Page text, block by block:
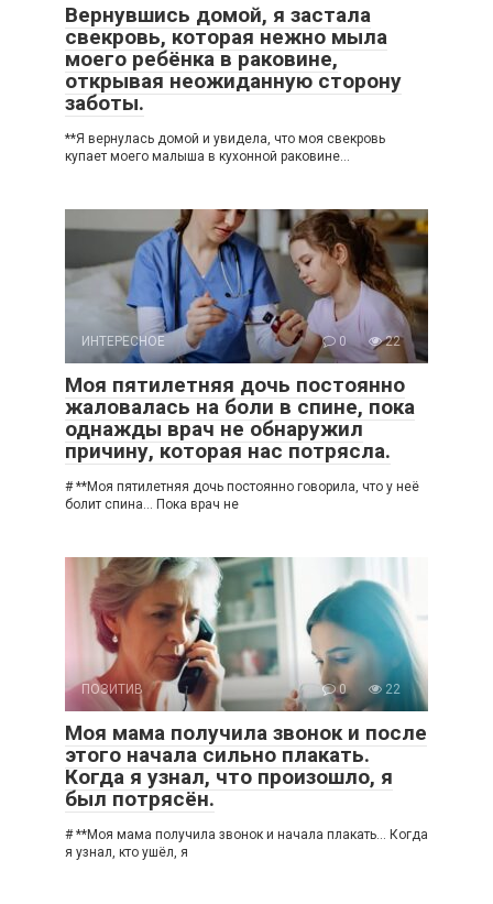
Вернувшись домой, я застала
свекровь, которая нежно мыла
моего ребёнка в раковине,
открывая неожиданную сторону
заботы.
**Я вернулась домой и увидела, что моя свекровь
купает моего малыша в кухонной раковине…
ИНТЕРЕСНОЕ 0 22
Моя пятилетняя дочь постоянно
жаловалась на боли в спине, пока
однажды врач не обнаружил
причину, которая нас потрясла.
# **Моя пятилетняя дочь постоянно говорила, что у неё
болит спина… Пока врач не
ПОЗИТИВ 0 22
Моя мама получила звонок и после
этого начала сильно плакать.
Когда я узнал, что произошло, я
был потрясён.
# **Моя мама получила звонок и начала плакать… Когда
я узнал, кто ушёл, я